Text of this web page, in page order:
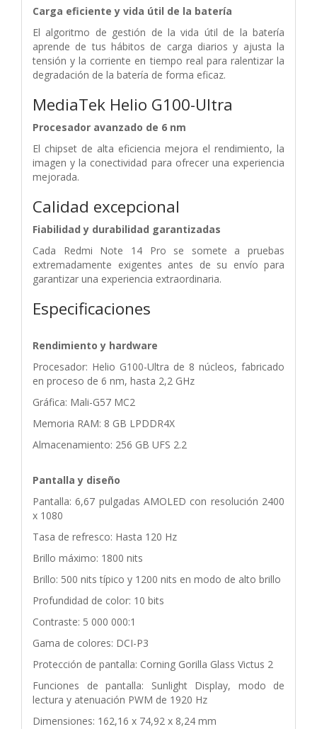
Carga eficiente y vida útil de la batería
El algoritmo de gestión de la vida útil de la batería
aprende de tus hábitos de carga diarios y ajusta la
tensión y la corriente en tiempo real para ralentizar la
degradación de la batería de forma eficaz.
MediaTek Helio G100-Ultra
Procesador avanzado de 6 nm
El chipset de alta eficiencia mejora el rendimiento, la
imagen y la conectividad para ofrecer una experiencia
mejorada.
Calidad excepcional
Fiabilidad y durabilidad garantizadas
Cada Redmi Note 14 Pro se somete a pruebas
extremadamente exigentes antes de su envío para
garantizar una experiencia extraordinaria.
Especificaciones
Rendimiento y hardware
Procesador: Helio G100-Ultra de 8 núcleos, fabricado
en proceso de 6 nm, hasta 2,2 GHz
Gráfica: Mali-G57 MC2
Memoria RAM: 8 GB LPDDR4X
Almacenamiento: 256 GB UFS 2.2
Pantalla y diseño
Pantalla: 6,67 pulgadas AMOLED con resolución 2400
x 1080
Tasa de refresco: Hasta 120 Hz
Brillo máximo: 1800 nits
Brillo: 500 nits típico y 1200 nits en modo de alto brillo
Profundidad de color: 10 bits
Contraste: 5 000 000:1
Gama de colores: DCI-P3
Protección de pantalla: Corning Gorilla Glass Victus 2
Funciones de pantalla: Sunlight Display, modo de
lectura y atenuación PWM de 1920 Hz
Dimensiones: 162,16 x 74,92 x 8,24 mm